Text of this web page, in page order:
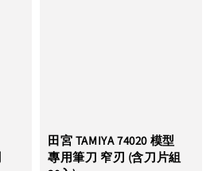
田宮 TAMIYA 74020 模型
專用筆刀 窄刃 (含刀片組